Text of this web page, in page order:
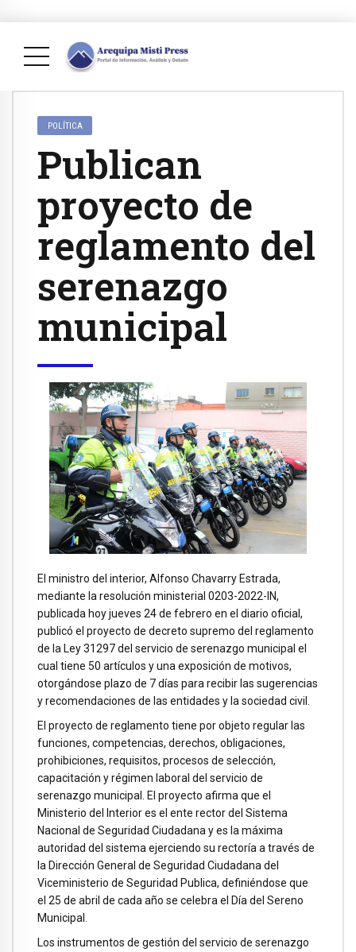
POLÍTICA
Publican
proyecto de
reglamento del
serenazgo
municipal
El ministro del interior, Alfonso Chavarry Estrada,
mediante la resolución ministerial 0203-2022-IN,
publicada hoy jueves 24 de febrero en el diario oficial,
publicó el proyecto de decreto supremo del reglamento
de la Ley 31297 del servicio de serenazgo municipal el
cual tiene 50 artículos y una exposición de motivos,
otorgándose plazo de 7 días para recibir las sugerencias
y recomendaciones de las entidades y la sociedad civil.
El proyecto de reglamento tiene por objeto regular las
funciones, competencias, derechos, obligaciones,
prohibiciones, requisitos, procesos de selección,
capacitación y régimen laboral del servicio de
serenazgo municipal. El proyecto afirma que el
Ministerio del Interior es el ente rector del Sistema
Nacional de Seguridad Ciudadana y es la máxima
autoridad del sistema ejerciendo su rectoría a través de
la Dirección General de Seguridad Ciudadana del
Viceministerio de Seguridad Publica, definiéndose que
el 25 de abril de cada año se celebra el Día del Sereno
Municipal.
Los instrumentos de gestión del servicio de serenazgo